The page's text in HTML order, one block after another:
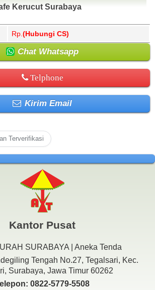
Kerucut Surabaya
Rp. (Hubungi CS)
Chat Whatsapp
Telphone
Kirim Email
Terverifikasi
Kantor Pusat
SURABAYA | Aneka Tenda
Tengah No.27, Tegalsari, Kec.
Surabaya, Jawa Timur 60262
0822-5779-5508